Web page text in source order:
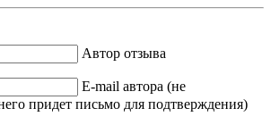
Автор отзыва
E-mail автора (не
придет письмо для подтверждения)